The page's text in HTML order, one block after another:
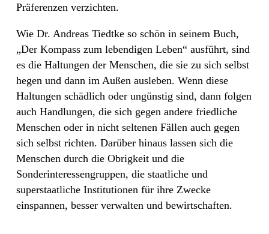
Präferenzen verzichten.
Wie Dr. Andreas Tiedtke so schön in seinem Buch,
„Der Kompass zum lebendigen Leben“ ausführt, sind
es die Haltungen der Menschen, die sie zu sich selbst
hegen und dann im Außen ausleben. Wenn diese
Haltungen schädlich oder ungünstig sind, dann folgen
auch Handlungen, die sich gegen andere friedliche
Menschen oder in nicht seltenen Fällen auch gegen
sich selbst richten. Darüber hinaus lassen sich die
Menschen durch die Obrigkeit und die
Sonderinteressengruppen, die staatliche und
superstaatliche Institutionen für ihre Zwecke
einspannen, besser verwalten und bewirtschaften.